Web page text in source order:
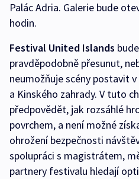
Palác Adria. Galerie bude
hodin.
Festival United Islands
pravděpodobně přesunut,
neumožňuje scény postavit
a Kinského zahrady. V tuto
předpovědět, jak rozsáhlé
povrchem, a není možné
ohrožení bezpečnosti
spolupráci s magistrátem,
partnery festivalu hledají